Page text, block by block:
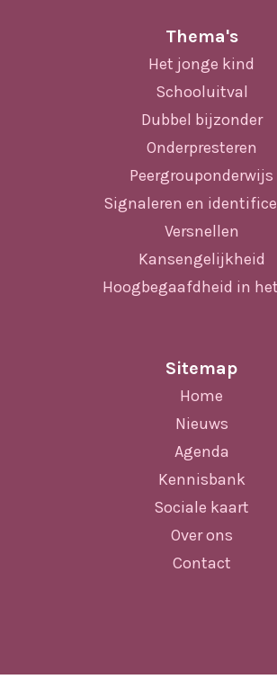
Thema's
Het jonge kind
Schooluitval
Dubbel bijzonder
Onderpresteren
Peergrouponderwijs
Signaleren en
Versnellen
Kansengelijkheid
Hoogbegaafdheid in het
Sitemap
Home
Nieuws
Agenda
Kennisbank
Sociale kaart
Over ons
Contact